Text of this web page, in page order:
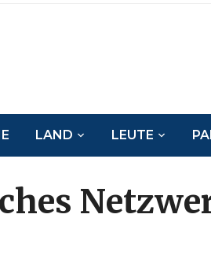
LAND LEUTE